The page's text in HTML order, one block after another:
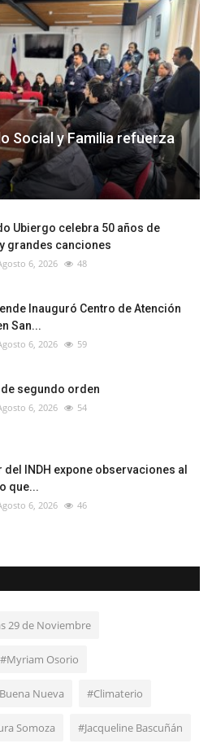
Social y Familia refuerza
Ubiergo celebra 50 años de
grandes canciones
6, 2026 48
Inauguró Centro de Atención
San...
6, 2026 59
segundo orden
6, 2026 54
del INDH expone observaciones al
que...
6, 2026 46
29 de Noviembre
#Myriam Osorio
Nueva #Climaterio
Somoza #Jacqueline Bascuñán